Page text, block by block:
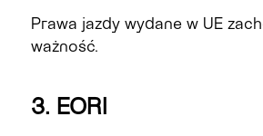
Prawa jazdy wydane w UE
ważność.
3. EORI